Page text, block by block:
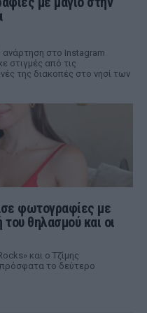
στο Instagram
στιγμές από τις
της διακοπές στο νησί των
φωτογραφίες με
θηλασμού και οι
και ο Τζίμης
το δεύτερο